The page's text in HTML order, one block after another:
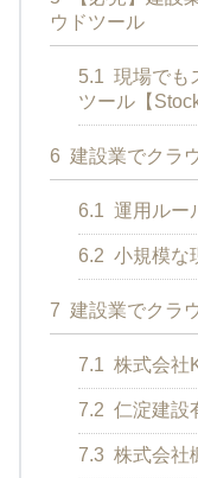
ウドツール
5.1 現場でも
ツール【Stock
6 建設業でクラ
6.1 運用ルー
6.2 小規模な
7 建設業でクラ
7.1 株式会社
7.2 仁淀建設
7.3 株式会社